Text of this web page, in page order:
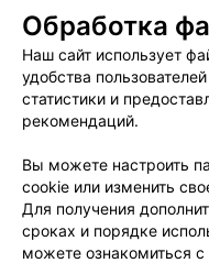
Медицинский
Пользовательское
Написать
Обработка
Обработка
Наш сайт использует
удобства
статистики и
рекомендаций.
Вы можете настроить
cookie или изменить
Для получения
сроках и порядке
можете ознакомиться